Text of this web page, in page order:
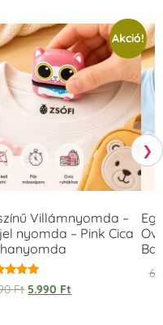
Akció!
Villámnyomda –
nyomda – Pink Cica
Ft 5.990 Ft
❯